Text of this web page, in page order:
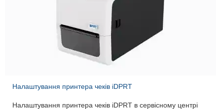
Налаштування принтера чеків iDPRT
Налаштування принтера чеків iDPRT в сервісному центрі